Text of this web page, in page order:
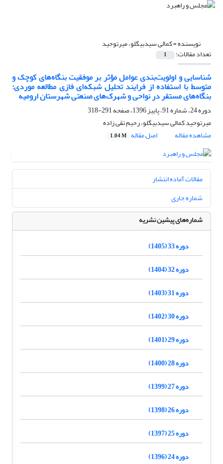
نویسنده =کمالی سیدبیگلو، میرتوحید
تعداد مقالات: 1
شناسایی و اولویت‌بندی عوامل مؤثر بر موفقیت بنگاه‌های کوچک و
متوسط با استفاده از فرایند تحلیل شبکه‌ای فازی مطالعه موردی:
بنگاه‌های مستقر در نواحی و شهرک‌های صنعتی شهرستان ارومیه
دوره 24، شماره 91، پاییز 1396، صفحه
291-318
میرتوحید کمالی سیدبیگلو، رحیم تقی زاده
مشاهده مقاله
اصل مقاله 1.04 M
مقالات آماده انتشار
شماره جاری
شماره‌های پیشین نشریه
دوره 33 (1405)
دوره 32 (1404)
دوره 31 (1403)
دوره 30 (1402)
دوره 29 (1401)
دوره 28 (1400)
دوره 27 (1399)
دوره 26 (1398)
دوره 25 (1397)
دوره 24 (1396)